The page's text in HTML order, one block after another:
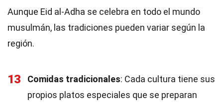
Aunque Eid al-Adha se celebra en todo el mundo
musulmán, las tradiciones pueden variar según la
región.
13 Comidas tradicionales: Cada cultura tiene sus
propios platos especiales que se preparan